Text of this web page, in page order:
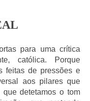
para uma crítica
católica. Porque
feitas de pressões e
aos pilares que
detetamos o tom